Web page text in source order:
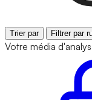
Trier par Filtrer par
Votre média